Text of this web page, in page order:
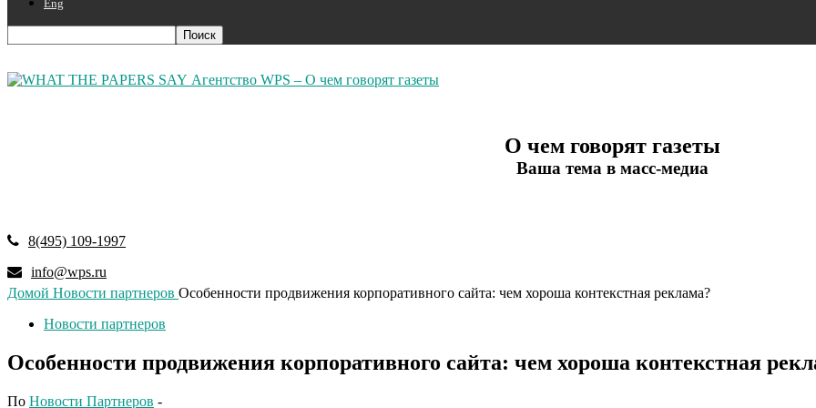
Eng
Агентство WPS – О чем говорят газеты
О чем говорят газеты
Ваша тема в масс-медиа
8(495) 109-1997
info@wps.ru
Домой Новости партнеров Особенности продвижения корпоративного сайта: чем хороша контекстная реклама?
Новости партнеров
Особенности продвижения корпоративного сайта: чем хороша контекстная
По Новости Партнеров -